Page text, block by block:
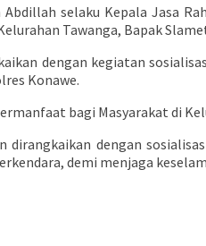
selaku Kepala Jasa
Tawanga, Bapak
dengan kegiatan
Konawe.
bagi Masyarakat di
dirangkaikan dengan
demi menjaga